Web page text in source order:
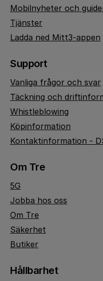
Mobilnyheter och
Tjänster
Ladda ned Mitt3-appen
Support
Vanliga frågor och svar
Täckning och
Whistleblowing
Köpinformation
Kontaktinformation -
Om Tre
5G
Jobba hos oss
Om Tre
Säkerhet
Butiker
Hållbarhet